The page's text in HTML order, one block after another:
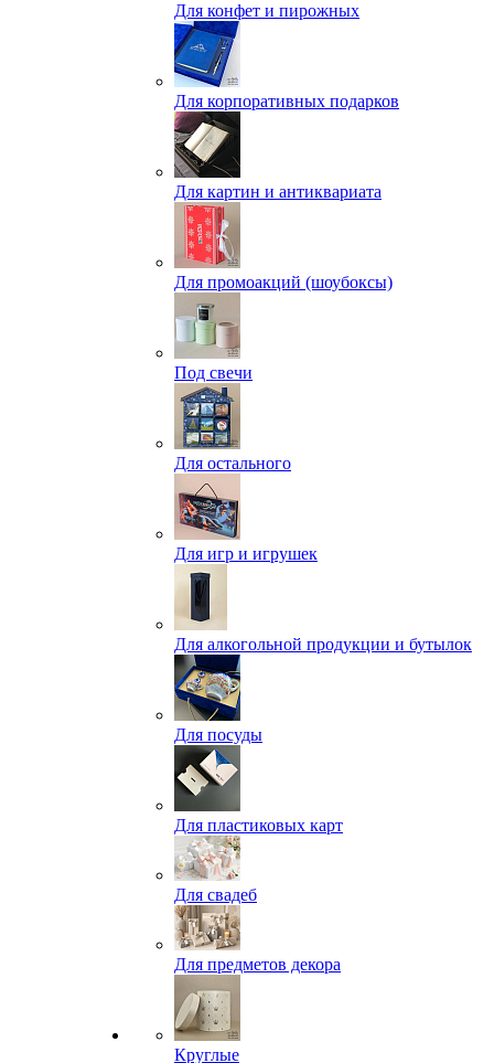
Для конфет и пирожных
Для корпоративных подарков
Для картин и антиквариата
Для промоакций (шоубоксы)
Под свечи
Для остального
Для игр и игрушек
Для алкогольной продукции и бутылок
Для посуды
Для пластиковых карт
Для свадеб
Для предметов декора
Круглые